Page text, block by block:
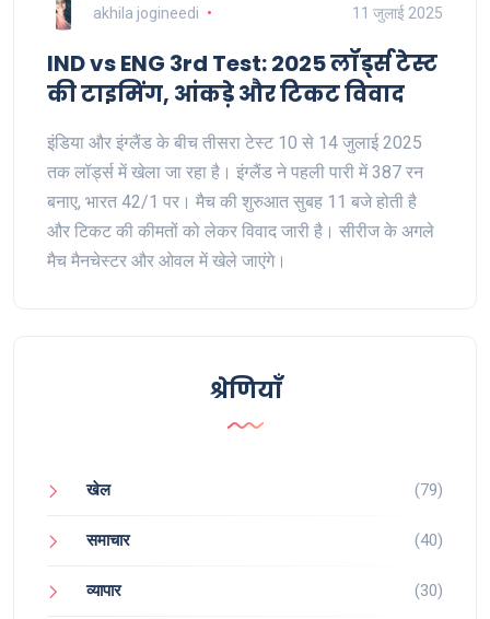
akhila jogineedi 11 जुलाई 2025
IND vs ENG 3rd Test: 2025 लॉर्ड्स टेस्ट
की टाइमिंग, आंकड़े और टिकट विवाद
इंडिया और इंग्लैंड के बीच तीसरा टेस्ट 10 से 14 जुलाई 2025
तक लॉर्ड्स में खेला जा रहा है। इंग्लैंड ने पहली पारी में 387 रन
बनाए, भारत 42/1 पर। मैच की शुरुआत सुबह 11 बजे होती है
और टिकट की कीमतों को लेकर विवाद जारी है। सीरीज के अगले
मैच मैनचेस्टर और ओवल में खेले जाएंगे।
श्रेणियाँ
खेल (79)
समाचार (40)
व्यापार (30)